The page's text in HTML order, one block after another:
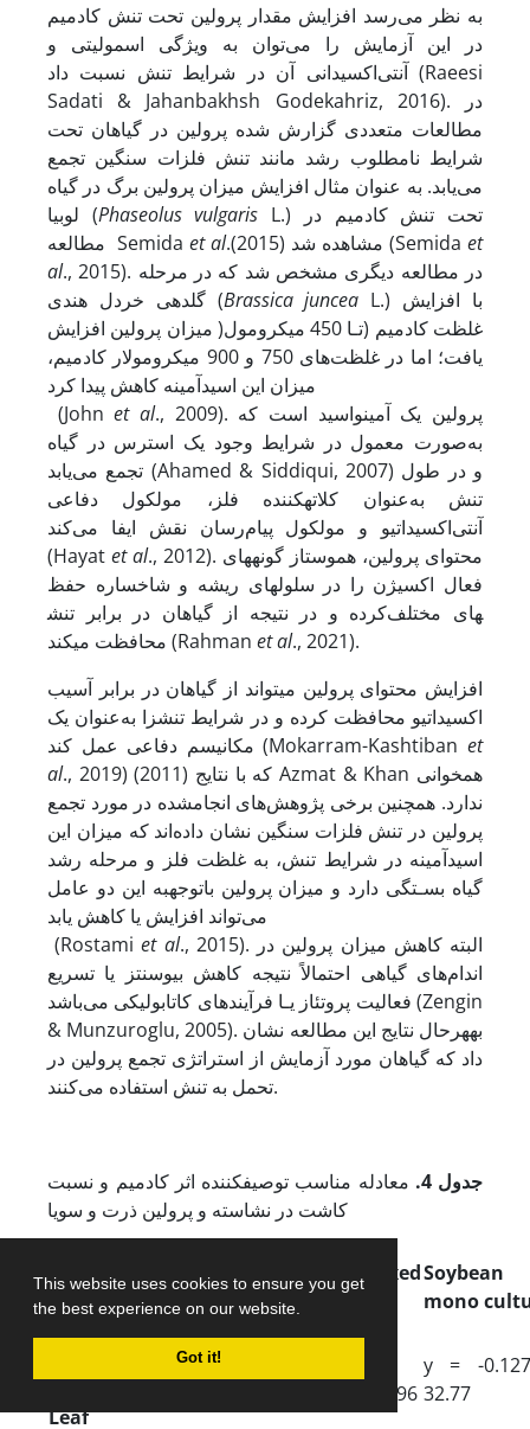
This website uses cookies to ensure you get
the best experience on our website.
Got it!
به نظر می‌رسد افزایش مقدار پرولین تحت تنش کادمیم
در این آزمایش را می‌توان به ویژگی اسمولیتی و
آنتی‌اکسیدانی آن در شرایط تنش نسبت داد (Raeesi
Sadati & Jahanbakhsh Godekahriz, 2016). در
مطالعات متعددی گزارش شده ﭘﺮوﻟﯿﻦ در ﮔﯿﺎﻫﺎن ﺗﺤﺖ
ﺷﺮاﯾﻂ ﻧﺎﻣﻄﻠﻮب رﺷﺪ مانند ﺗﻨﺶ ﻓﻠﺰات ﺳﻨﮕﯿﻦ ﺗﺠﻤﻊ
می‌یابد. به عنوان مثال افزایش میزان پرولین برگ در گیاه
لوبیا (Phaseolus vulgaris L.) تحت تنش کادمیم در
مطالعه Semida et al .(2015) مشاهده شد (Semida et
al., 2015). در مطالعه دیگری مشخص شد که در مرحله
گلدهی خردل هندی (Brassica juncea L.) با افزایش
غلظت کادمیم (تـا 450 میکرومول( میزان پرولین افزایش
یافت؛ اما در غلظت‌های 750 و 900 میکرومولار کادمیم،
میزان این اسیدآمینه کاهش پیدا کرد
(Johnet al., 2009). پرولین یک آمینواسید است که
به‌صورت معمول در شرایط وجود یک استرس در گیاه
تجمع می‌یابد (Ahamed & Siddiqui, 2007) و در طول
تنش به‌عنوان کلاتهکننده فلز، مولکول دفاعی
آنتی‌اکسیداتیو و مولکول پیام‌رسان نقش ایفا می‌کند
(Hayat et al., 2012). محتوای پرولین، هموستاز گونه‏های
فعال اکسیژن را در سلول‏های ریشه و شاخساره حفظ
کرده و در نتیجه از گیاهان در برابر تنش‎های مختلف
محافظت می‏کند (Rahman et al., 2021).
افزایش محتوای پرولین می‏تواند از گیاهان در برابر آسیب
اکسیداتیو محافظت کرده و در شرایط تنش‏زا به‌عنوان یک
مکانیسم دفاعی عمل کند (Mokarram-Kashtibanet
al., 2019) که با نتایج (2011) Azmat & Khan همخوانی
ندارد. همچنین برخی پژوهش‌های انجامشده در مورد تجمع
پرولین در تنش فلزات سنگین نشان داده‌اند که میزان این
اسیدآمینه در شرایط تنش، به غلظت فلز و مرحله رشد
گیاه بسـتگی دارد و میزان پرولین باتوجهبه این دو عامل
می‌تواند افزایش یا کاهش یابد
(Rostamiet al., 2015). البته کاهش میزان پرولین در
اندام‌های گیاهی احتمالاً نتیجه کاهش بیوسنتز یا تسریع
فعالیت پروتئاز یـا فرآیندهای کاتابولیکی می‌باشد (Zengin
& Munzuroglu, 2005). بههر حال نتایج این مطالعه نشان
داد که گیاهان مورد آزمایش از استراتژی تجمع پرولین در
تحمل به تنش استفاده می‌کنند.
جدول 4 . معادله مناسب توصیف­کننده اثر کادمیم و نسبت
کاشت در نشاسته و پرولین ذرت و سویا
Traits
name
mono
culture
Corn in mixed
culture
Soybean
mono
Leaf
y = -0.1127x
y = -0.1054x + 37.96
y = -
32.77